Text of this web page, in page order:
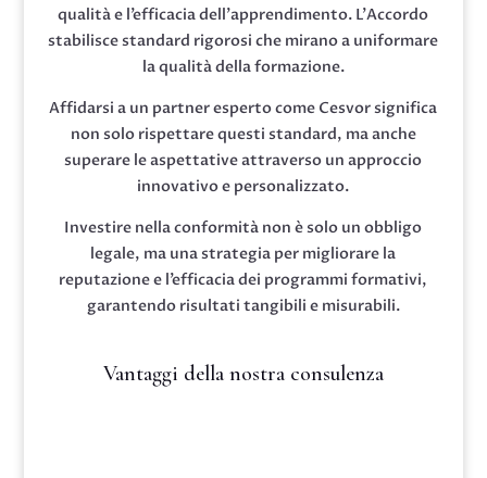
qualità e l’efficacia dell’apprendimento. L’Accordo
stabilisce standard rigorosi che mirano a uniformare
la qualità della formazione.
Affidarsi a un partner esperto come Cesvor significa
non solo rispettare questi standard, ma anche
superare le aspettative attraverso un approccio
innovativo e personalizzato.
Investire nella conformità non è solo un obbligo
legale, ma una strategia per migliorare la
reputazione e l’efficacia dei programmi formativi,
garantendo risultati tangibili e misurabili.
Vantaggi della nostra consulenza